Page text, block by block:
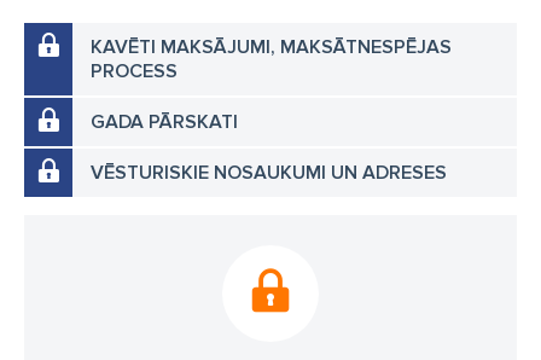
KAVĒTI MAKSĀJUMI, MAKSĀTNESPĒJAS
PROCESS
GADA PĀRSKATI
VĒSTURISKIE NOSAUKUMI UN ADRESES